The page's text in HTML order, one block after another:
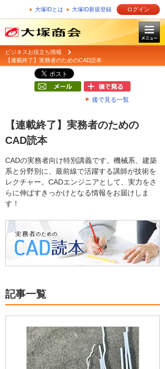
大塚IDとは 大塚ID新規登録 ログイン
ビジネスお役立ち情報
【連載終了】実務者のためのCAD読本
後で見る一覧
【連載終了】実務者のための
CAD読本
CADの実務者向け特別講義です。機械系、建築
系と分野別に、最前線で活躍する講師が技術を
レクチャー。CADエンジニアとして、実力をさ
らに伸ばすきっかけとなる情報をお届けしま
す！
記事一覧